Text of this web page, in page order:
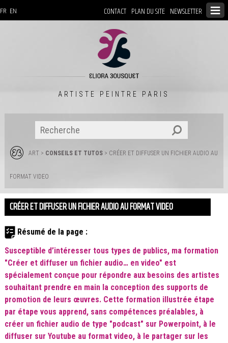
CONTACT PLAN DU SITE NEWSLETTER
FR EN
ARTISTE PEINTRE PARIS
ART> CONSEILS ET TUTOS> CRÉER ET DIFFUSER UN FICHIER AUDIO AU
FORMAT VIDEO
CRÉER ET DIFFUSER UN FICHIER AUDIO AU FORMAT VIDEO
Résumé de la page :
Susceptible d’intéresser tous types de publics, ma formation
"Créer et diffuser un fichier audio… en video" est
spécialement conçue pour répondre aux besoins des artistes
souhaitant prendre en main la conception des supports de
promotion de leurs œuvres. Cette formation illustrée étape
par étape vous apprend, sans compétences préalables, à
créer un fichier audio de type "podcast" sur Powerpoint, à le
diffuser sur Youtube au format video, à le partager sur les